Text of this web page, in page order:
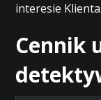
interesie Klienta.
Cennik